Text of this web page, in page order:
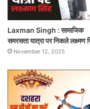
Laxman Singh : सामाजिक
समरसता यात्रा पर निकले लक्ष्मण
November 12, 2025